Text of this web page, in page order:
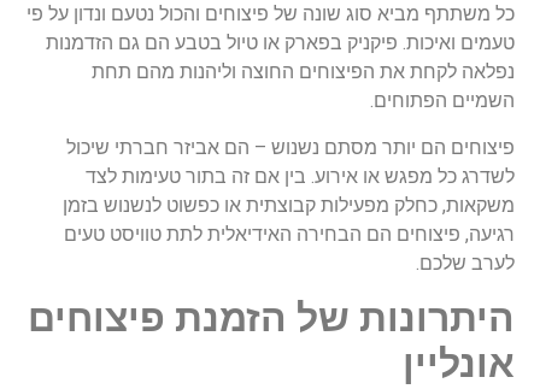
כל משתתף מביא סוג שונה של פיצוחים והכול נטעם ונדון על פי
טעמים ואיכות. פיקניק בפארק או טיול בטבע הם גם הזדמנות
נפלאה לקחת את הפיצוחים החוצה וליהנות מהם תחת
השמיים הפתוחים.
פיצוחים הם יותר מסתם נשנוש – הם אביזר חברתי שיכול
לשדרג כל מפגש או אירוע. בין אם זה בתור טעימות לצד
משקאות, כחלק מפעילות קבוצתית או כפשוט לנשנוש בזמן
רגיעה, פיצוחים הם הבחירה האידיאלית לתת טוויסט טעים
לערב שלכם.
היתרונות של הזמנת פיצוחים
אונליין